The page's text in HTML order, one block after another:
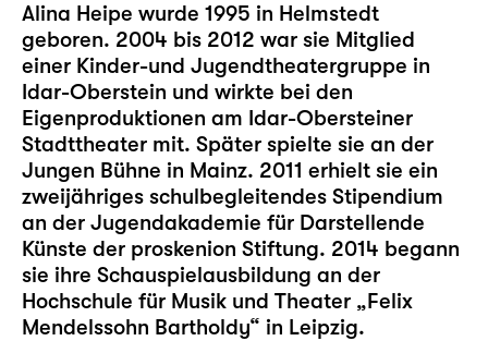
Alina Heipe wurde 1995 in Helmstedt
geboren. 2004 bis 2012 war sie Mitglied
einer Kinder-und Jugendtheatergruppe in
Idar-Oberstein und wirkte bei den
Eigenproduktionen am Idar-Obersteiner
Stadttheater mit. Später spielte sie an der
Jungen Bühne in Mainz. 2011 erhielt sie ein
zweijähriges schulbegleitendes Stipendium
an der Jugendakademie für Darstellende
Künste der proskenion Stiftung. 2014 begann
sie ihre Schauspielausbildung an der
Hochschule für Musik und Theater „Felix
Mendelssohn Bartholdy“ in Leipzig.